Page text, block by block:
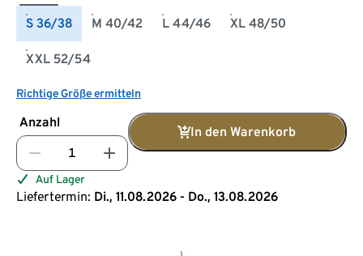
S 36/38 M 40/42 L 44/46 XL 48/50
XXL 52/54
Richtige Größe ermitteln
Anzahl
In den Warenkorb
Auf Lager
Liefertermin: Di., 11.08.2026 - Do., 13.08.2026